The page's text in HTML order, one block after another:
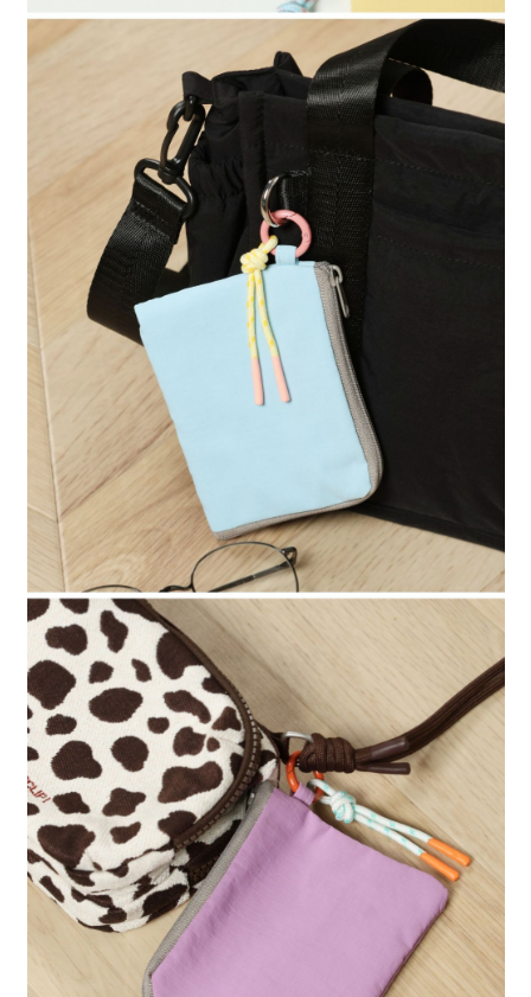
恩沛科技股份有限公司將有權停止該用戶之使用額度並採取法律行動。